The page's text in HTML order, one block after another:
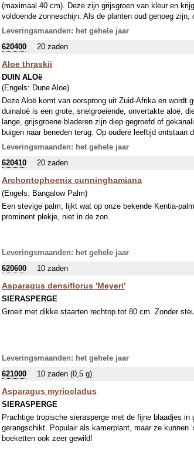
(maximaal 40 cm). Deze zijn grijsgroen van kleur en
voldoende zonneschijn. Als de planten oud genoeg
hangende, buisvormige, oranjerode bloemetjes aan
door jonge planten rondom de moederplant. Geef de
meng minstens 50% zand door de potgrond.
Leveringsmaanden: het gehele jaar
620400
20 zaden
Aloe thraskii
DUIN ALOë
(Engels: Dune Aloe)
Deze Aloë komt van oorsprong uit Zuid-Afrika en wordt
duinaloë is een grote, snelgroeiende, onvertakte aloë,
lange, grijsgroene bladeren zijn diep gegroefd of
buigen naar beneden terug. Op oudere leeftijd ontstaan
compacte, cilindrische trossen, op veelvertakte
goed gedraineerde aarde, in potten, nooit nat-op-nat
weer wat droger is. Een paar druppels natuurazijn door
van ons leidingwater. Zet de planten in de zomer
regen. In de winter het liefst op een lichte, niet te warme
Leveringsmaanden: het gehele jaar
620410
20 zaden
Archontophoenix cunninghamiana
(Engels: Bangalow Palm)
Een stevige palm, lijkt wat op onze bekende Kentia-
prominent plekje, niet in de zon.
Leveringsmaanden: het gehele jaar
620600
10 zaden
Asparagus densiflorus 'Meyeri'
SIERASPERGE
Groeit met dikke staarten rechtop tot 80 cm. Zonder
Leveringsmaanden: het gehele jaar
621000
10 zaden (0,5 g)
Asparagus myriocladus
SIERASPERGE
Prachtige tropische sierasperge met de fijne blaadjes in
gerangschikt. Populair als kamerplant, maar ze kunnen
boeketten ook zeer gewild!